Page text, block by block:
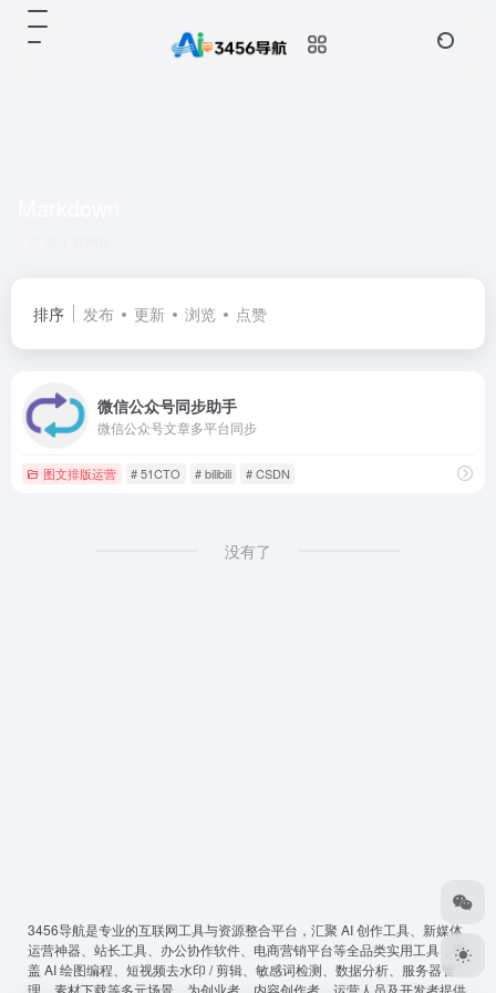
排序 发布 更新 浏览 点赞
微信公众号同步助手
微信公众号文章多平台同步
图文排版运营 # 51CTO # bilibili # CSDN
没有了
3456导航是专业的互联网工具与资源整合平台，汇聚 AI 创作工具、新媒体
运营神器、站长工具、办公协作软件、电商营销平台等全品类实用工具，覆
盖 AI 绘图编程、短视频去水印 / 剪辑、敏感词检测、数据分析、服务器管
理、素材下载等多元场景，为创业者、内容创作者、运营人员及开发者提供